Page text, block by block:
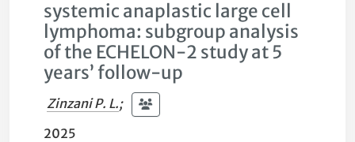
systemic anaplastic large cell
lymphoma: subgroup analysis
of the ECHELON-2 study at 5
years’ follow-up
Zinzani P. L.;
2025